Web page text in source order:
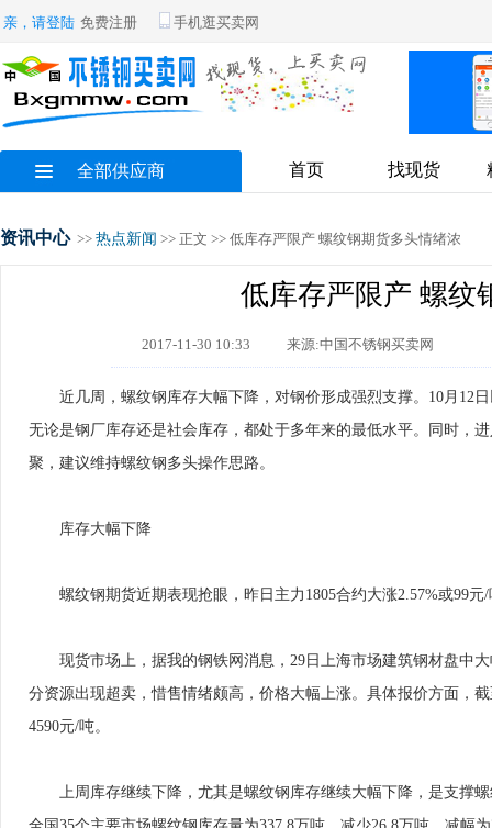
亲，请登陆 免费注册 手机逛买卖网
全部供应商 首页 找现货
资讯中心>> 热点新闻 >> 正文 >> 低库存严限产 螺纹钢期货多头情绪浓
低库存严限产 螺纹
2017-11-30 10:33 来源:中国不锈钢买卖网
近几周，螺纹钢库存大幅下降，对钢价形成强烈支撑。10月12日
无论是钢厂库存还是社会库存，都处于多年来的最低水平。同时，
聚，建议维持螺纹钢多头操作思路。
库存大幅下降
螺纹钢期货近期表现抢眼，昨日主力1805合约大涨2.57%或99元/
现货市场上，据我的钢铁网消息，29日上海市场建筑钢材盘中
分资源出现超卖，惜售情绪颇高，价格大幅上涨。具体报价方面，
4590元/吨。
上周库存继续下降，尤其是螺纹钢库存继续大幅下降，是支撑螺